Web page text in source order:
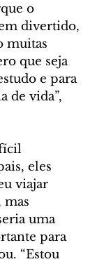
o
divertido,
muitas
que seja
e para
de vida”,
eles
viajar
mas
uma
para
“Estou